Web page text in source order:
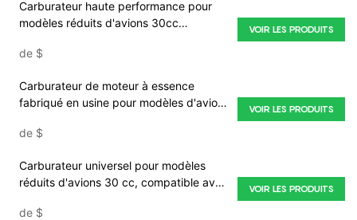
Carburateur haute performance pour
modèles réduits d'avions 30cc
Avion Tronçonneuse
de $
VOIR LES PRODUITS
Carburateur de moteur à essence
fabriqué en usine pour modèles d'avions
de $
VOIR LES PRODUITS
Carburateur universel pour modèles
réduits d'avions 30 cc, compatible avec
de $
VOIR LES PRODUITS